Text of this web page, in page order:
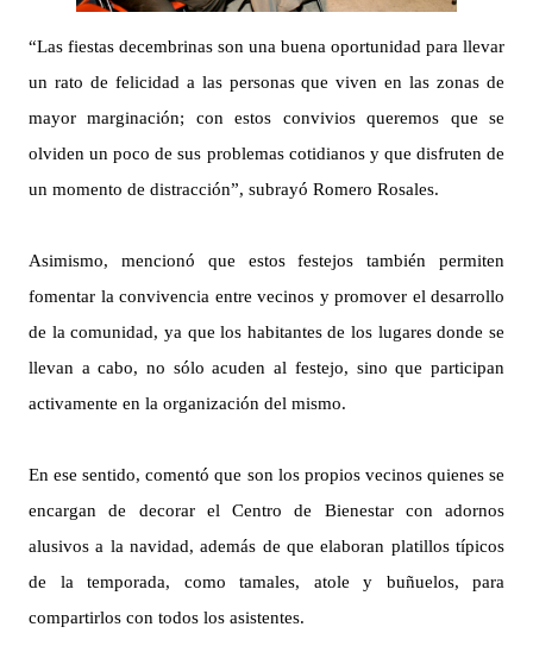
“Las fiestas decembrinas son una buena oportunidad para llevar
un rato de felicidad a las personas que viven en las zonas de
mayor marginación; con estos convivios queremos que se
olviden un poco de sus problemas cotidianos y que disfruten de
un momento de distracción”, subrayó Romero Rosales.
Asimismo, mencionó que estos festejos también permiten
fomentar la convivencia entre vecinos y promover el desarrollo
de la comunidad, ya que los habitantes de los lugares donde se
llevan a cabo, no sólo acuden al festejo, sino que participan
activamente en la organización del mismo.
En ese sentido, comentó que son los propios vecinos quienes se
encargan de decorar el Centro de Bienestar con adornos
alusivos a la navidad, además de que elaboran platillos típicos
de la temporada, como tamales, atole y buñuelos, para
compartirlos con todos los asistentes.